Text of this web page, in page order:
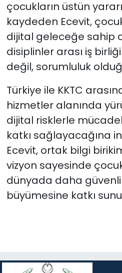
çocukların üstün
kaydeden Ecevit,
dijital geleceğe sahip
disiplinler arası iş
değil, sorumluluk
Türkiye ile KKTC
hizmetler alanında
dijital risklerle
katkı sağlayacağına
Ecevit, ortak bilgi
vizyon sayesinde
dünyada daha
büyümesine katkı